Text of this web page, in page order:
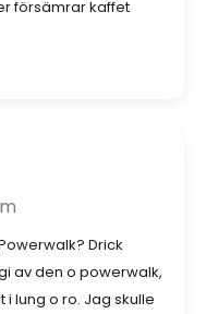
försämrar kaffet
Drick
av den o powerwalk,
lung o ro. Jag skulle